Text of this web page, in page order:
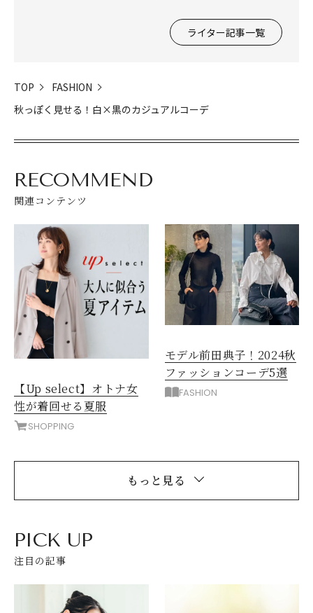
ライター記事一覧
TOP
FASHION
秋っぽく見せる！白×黒のカジュアルコーデ
RECOMMEND
関連コンテンツ
【Up select】オトナ女
性が着回せる夏服
SHOPPING
モデル前田典子！2024秋
ファッションコーデ5選
FASHION
もっと見る
PICK UP
注目の記事